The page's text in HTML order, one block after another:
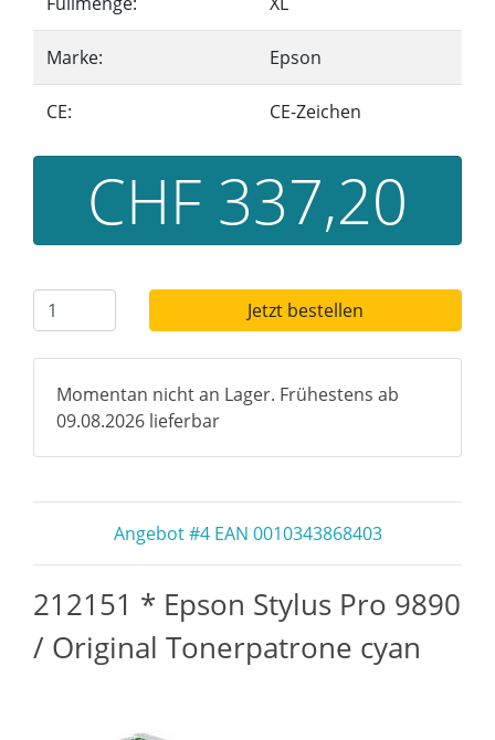
Marke: Epson
CE: CE-Zeichen
CHF 337,20
Jetzt bestellen
Momentan nicht an Lager. Frühestens ab
09.08.2026 lieferbar
Angebot #4 EAN 0010343868403
212151 * Epson Stylus Pro 9890
/ Original Tonerpatrone cyan